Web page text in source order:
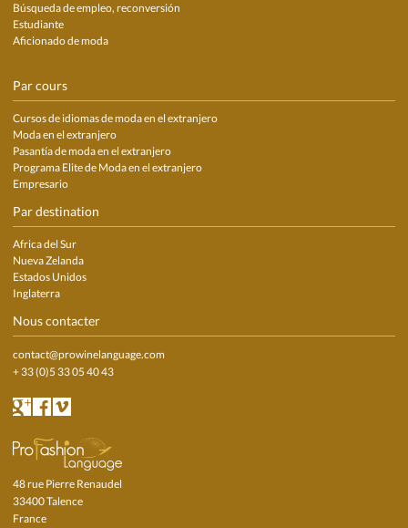
Búsqueda de empleo, reconversión
Estudiante
Aficionado de moda
Par cours
Cursos de idiomas de moda en el extranjero
Moda en el extranjero
Pasantía de moda en el extranjero
Programa Elite de Moda en el extranjero
Empresario
Par destination
Africa del Sur
Nueva Zelanda
Estados Unidos
Inglaterra
Nous contacter
contact@prowinelanguage.com
+ 33 (0)5 33 05 40 43
48 rue Pierre Renaudel
33400 Talence
France